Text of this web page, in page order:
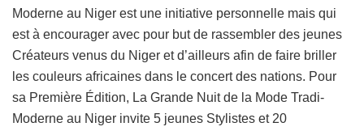
Moderne au Niger est une initiative personnelle mais qui
est à encourager avec pour but de rassembler des jeunes
Créateurs venus du Niger et d’ailleurs afin de faire briller
les couleurs africaines dans le concert des nations. Pour
sa Première Édition, La Grande Nuit de la Mode Tradi-
Moderne au Niger invite 5 jeunes Stylistes et 20